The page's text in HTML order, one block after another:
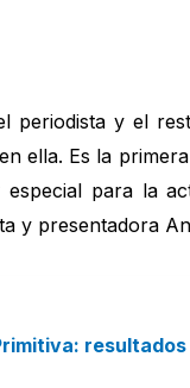
periodista y el
ella. Es la
para la
y presentadora